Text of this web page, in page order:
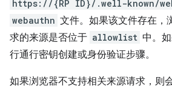
https://{RP ID}/.well-known/
webauthn 文件。如果该文件存在，
求的来源是否位于 allowlist 中。
行通行密钥创建或身份验证步骤。
如果浏览器不支持相关来源请求，则